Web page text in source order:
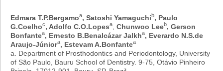
Edmara T.P.Bergamoa, Satoshi Yamaguchib, Paulo
G.Coelhoc, Adolfo C.O.Lopesa Chunwoo Leeb, Gerson
Bonfantea, Ernesto B.Benalcázar Jalkha, Everardo N.S.de
Araujo-Júniora, Estevam A.Bonfantea
a. Department of Prosthodontics and Periodontology, University
of São Paulo, Bauru School of Dentistry. 9-75, Otávio Pinheiro